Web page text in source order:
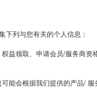
下列与您有关的个人信息：
益领取、申请会员/服务商
能会根据我们提供的产品/